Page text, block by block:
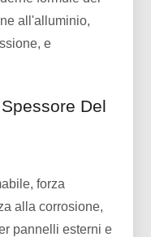
all'alluminio,
e
Del
forza
alla corrosione,
pannelli esterni e